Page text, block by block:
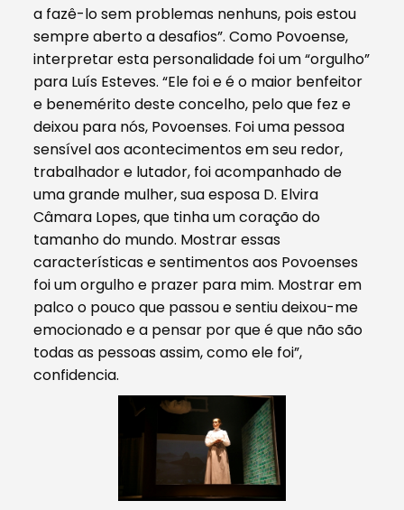
a fazê-lo sem problemas nenhuns, pois estou
sempre aberto a desafios”. Como Povoense,
interpretar esta personalidade foi um “orgulho”
para Luís Esteves. “Ele foi e é o maior benfeitor
e benemérito deste concelho, pelo que fez e
deixou para nós, Povoenses. Foi uma pessoa
sensível aos acontecimentos em seu redor,
trabalhador e lutador, foi acompanhado de
uma grande mulher, sua esposa D. Elvira
Câmara Lopes, que tinha um coração do
tamanho do mundo. Mostrar essas
características e sentimentos aos Povoenses
foi um orgulho e prazer para mim. Mostrar em
palco o pouco que passou e sentiu deixou-me
emocionado e a pensar por que é que não são
todas as pessoas assim, como ele foi”,
confidencia.